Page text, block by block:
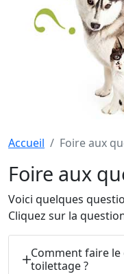
Accueil Foire aux
Foire aux
Voici quelques
Cliquez sur la
Comment faire
toilettage ?